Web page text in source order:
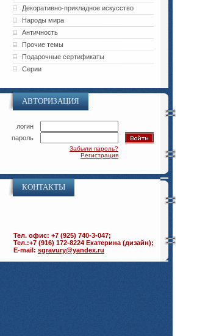
Декоративно-прикладное искусство
Народы мира
Античность
Прочие темы
Подарочные сертификаты
Серии
АВТОРИЗАЦИЯ
логин
пароль
Забыли пароль?
Регистрация
КОНТАКТЫ
Тел. офис: +7 (925) 740-3-047;
Тел.:+7 (916) 172-8224 Екатерина (дизайн);
E-mail: sgravury@yandex.ru